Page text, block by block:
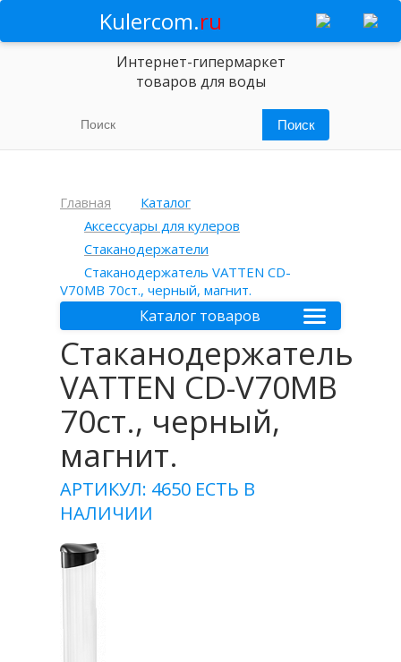
Kulercom.ru
Интернет-гипермаркет
товаров для воды
Главная
Каталог
Аксессуары для кулеров
Стаканодержатели
Стаканодержатель VATTEN CD-
V70MB 70ст., черный, магнит.
Каталог товаров
Стаканодержатель
VATTEN CD-V70MB
70ст., черный,
магнит.
АРТИКУЛ: 4650 ЕСТЬ В
НАЛИЧИИ